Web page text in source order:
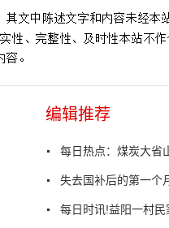
编辑推荐
每日热点：煤炭大省
失去国补后的第一个
每日时讯!益阳一村